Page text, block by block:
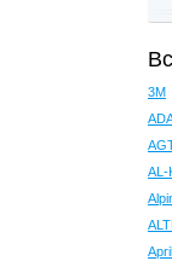
3M
AL-